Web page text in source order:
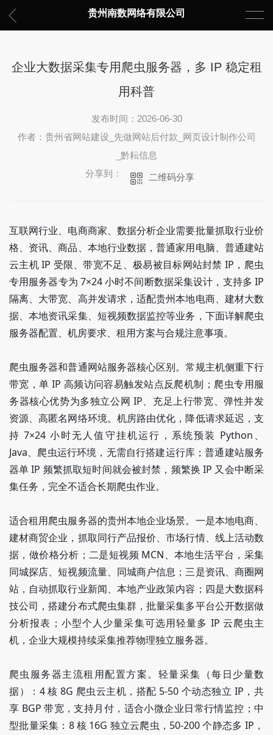
贵州南数网络有限公司
企业大数据采集专用爬虫服务器，多 IP 稳定租
用科普
发布时间：2026-06-30
作者：贵州省网站建设_先做网站后付款_网页设计制作公司
_黔耘信息
分享到：
二维码分享
互联网行业、电商商家、数据分析企业需要批量抓取行业价
格、资讯、商品、本地行业数据，普通家用电脑、普通建站
云主机 IP 受限、带宽不足、极易被目标网站封禁 IP，爬虫
专用服务器专为 7×24 小时不间断数据采集设计，支持多 IP
隔离、大带宽、高并发请求，适配贵州本地电商、建材大数
据、本地资讯采集、短视频数据监控等业务，下面详解爬虫
服务器配置、机房要求、租用方案与合规注意事项。
爬虫服务器和普通网站服务器核心区别。常规主机侧重下行
带宽，单 IP 高频访问容易触发站点反爬机制；爬虫专用服
务器核心优势为多独立公网 IP、充足上行带宽、弹性并发
资源、高匿名网络环境。机房路由优化，降低请求延迟，支
持 7×24 小时无人值守挂机运行，系统预装 Python、
Java、爬虫运行环境，无需自行搭建运行库；普通建站服务
器单 IP 频繁抓取短时间就会被封禁，频繁换 IP 又会中断采
集任务，完全不适合长期爬虫作业。
适合租用爬虫服务器的贵州本地企业场景。一是本地电商、
建材商贸企业，抓取同行产品报价、市场行情、线上活动数
据，做价格分析；二是短视频 MCN、本地生活平台，采集
同城探店、短视频流量、同城商户信息；三是资讯、商圈网
站，自动抓取行业新闻、本地产业政策内容；四是大数据科
技公司，搭建分布式爬虫集群，批量采集多平台公开数据做
分析报表；小型个人少量采集可选用轻量多 IP 云爬虫主
机，企业大规模持续采集推荐物理独立服务器。
爬虫服务器主流租用配置方案。轻量采集（每日少量数
据）：4 核 8G 爬虫云主机，搭配 5-50 个动态独立 IP，共
享 BGP 带宽，支持月付，适合小微企业日常行情监控；中
型批量采集：8 核 16G 独立云爬虫，50-200 个静态多 IP，